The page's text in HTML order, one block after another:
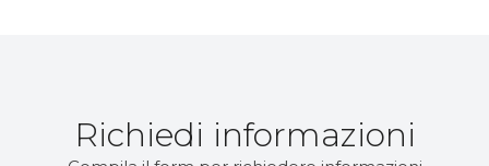
Richiedi informazioni